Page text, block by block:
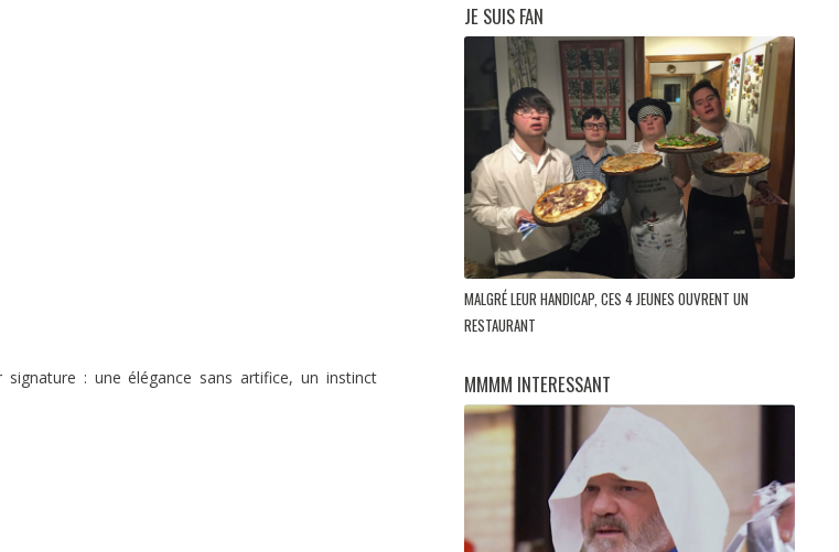
: une élégance sans artifice, un instinct
JE SUIS FAN
MALGRÉ LEUR HANDICAP, CES 4 JEUNES OUVRENT UN
RESTAURANT
MMMM INTERESSANT